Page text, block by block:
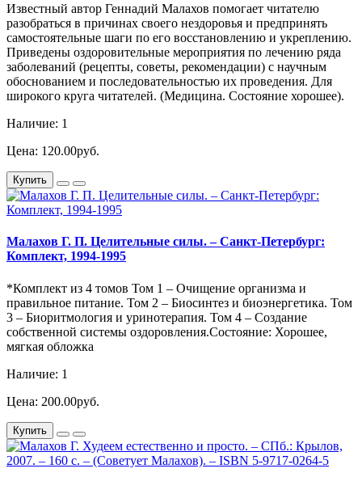
Известный автор Геннадий Малахов помогает читателю
разобраться в причинах своего нездоровья и предпринять
самостоятельные шаги по его восстановлению и укреплению.
Приведены оздоровительные мероприятия по лечению ряда
заболеваний (рецепты, советы, рекомендации) с научным
обоснованием и последовательностью их проведения. Для
широкого круга читателей. (Медицина. Состояние хорошее).
Наличие: 1
Цена: 120.00руб.
Купить
Малахов Г. П. Целительные силы. – Санкт-Петербург:
Комплект, 1994-1995
*Комплект из 4 томов Том 1 – Очищение организма и
правильное питание. Том 2 – Биосинтез и биоэнергетика. Том
3 – Биоритмология и уринотерапия. Том 4 – Создание
собственной системы оздоровления.Состояние: Хорошее,
мягкая обложка
Наличие: 1
Цена: 200.00руб.
Купить